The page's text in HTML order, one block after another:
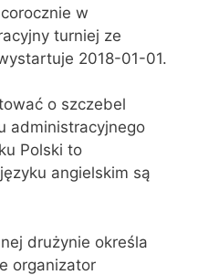
w
turniej ze
2018-01-01.
o szczebel
administracyjnego
Polski to
angielskim są
drużynie określa
organizator